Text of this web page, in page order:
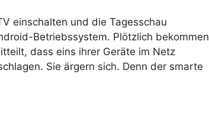
einschalten und die Tagesschau
Betriebssystem. Plötzlich bekommen
dass eins ihrer Geräte im Netz
Sie ärgern sich. Denn der smarte